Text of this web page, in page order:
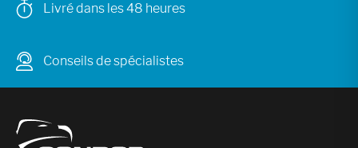
Livré dans les 48 heures
Conseils de spécialistes